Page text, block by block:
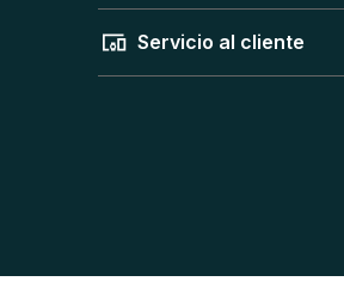
Servicio al cliente